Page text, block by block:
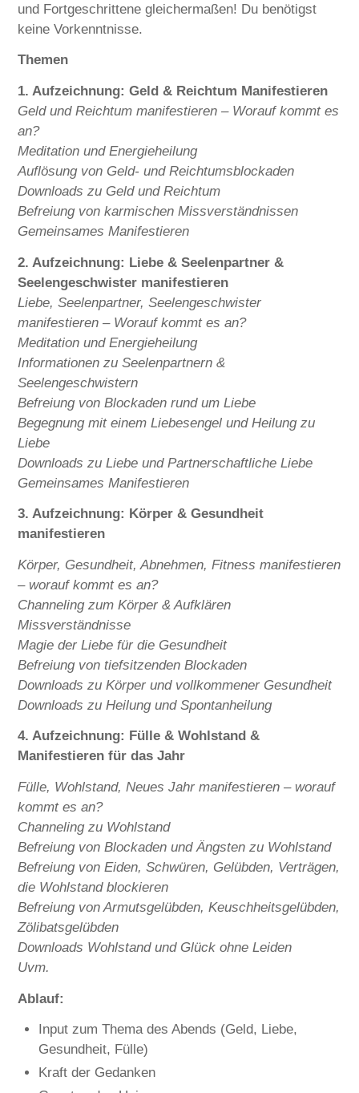
und Fortgeschrittene gleichermaßen! Du benötigst
keine Vorkenntnisse.
Themen
1. Aufzeichnung: Geld & Reichtum Manifestieren
Geld und Reichtum manifestieren – Worauf kommt es
an?
Meditation und Energieheilung
Auflösung von Geld- und Reichtumsblockaden
Downloads zu Geld und Reichtum
Befreiung von karmischen Missverständnissen
Gemeinsames Manifestieren
2. Aufzeichnung: Liebe & Seelenpartner &
Seelengeschwister manifestieren
Liebe, Seelenpartner, Seelengeschwister
manifestieren – Worauf kommt es an?
Meditation und Energieheilung
Informationen zu Seelenpartnern &
Seelengeschwistern
Befreiung von Blockaden rund um Liebe
Begegnung mit einem Liebesengel und Heilung zu
Liebe
Downloads zu Liebe und Partnerschaftliche Liebe
Gemeinsames Manifestieren
3. Aufzeichnung: Körper & Gesundheit
manifestieren
Körper, Gesundheit, Abnehmen, Fitness manifestieren
– worauf kommt es an?
Channeling zum Körper & Aufklären
Missverständnisse
Magie der Liebe für die Gesundheit
Befreiung von tiefsitzenden Blockaden
Downloads zu Körper und vollkommener Gesundheit
Downloads zu Heilung und Spontanheilung
4. Aufzeichnung: Fülle & Wohlstand &
Manifestieren für das Jahr
Fülle, Wohlstand, Neues Jahr manifestieren – worauf
kommt es an?
Channeling zu Wohlstand
Befreiung von Blockaden und Ängsten zu Wohlstand
Befreiung von Eiden, Schwüren, Gelübden, Verträgen,
die Wohlstand blockieren
Befreiung von Armutsgelübden, Keuschheitsgelübden,
Zölibatsgelübden
Downloads Wohlstand und Glück ohne Leiden
Uvm.
Ablauf:
Input zum Thema des Abends (Geld, Liebe,
Gesundheit, Fülle)
Kraft der Gedanken